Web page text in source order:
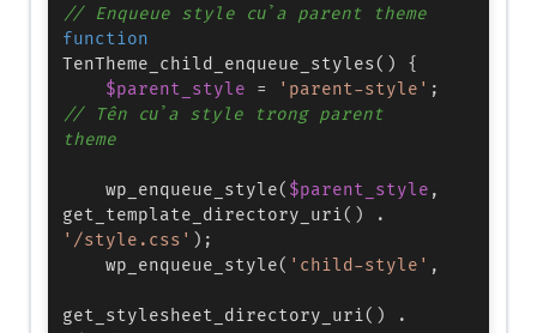
// Enqueue style của parent theme
function
TenTheme_child_enqueue_styles( ) {
$parent_style = 'parent-style'
// Tên của style trong parent
theme
wp_enqueue_style( $parent_style
get_template_directory_uri
'/style.css' );
wp_enqueue_style( 'child-style' ,
get_stylesheet_directory_uri